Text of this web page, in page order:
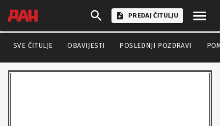
PREDAJ ČITULJU
SVE ČITULJE OBAVIJESTI POSLEDNJI POZDRAVI